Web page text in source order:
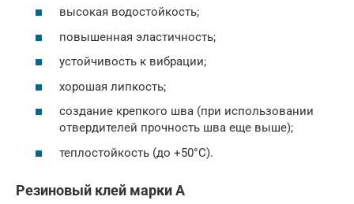
высокая водостойкость;
повышенная эластичность;
устойчивость к вибрации;
хорошая липкость;
создание крепкого шва (при использовании
отвердителей прочность шва еще выше);
теплостойкость (до +50°C).
Резиновый клей марки А